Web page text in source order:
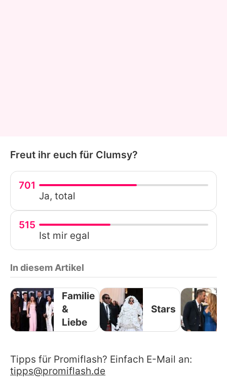
Freut ihr euch für Clumsy?
701
Ja, total
515
Ist mir egal
In diesem Artikel
Familie
&
Liebe
Stars
Tipps für Promiflash? Einfach E-Mail an:
tipps@promiflash.de